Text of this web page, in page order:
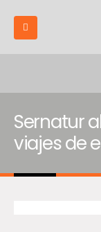
Sernatur
viajes de